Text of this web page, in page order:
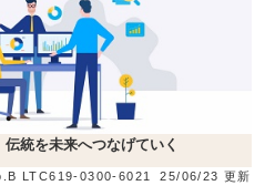
統を未来へつなげていく
LTC619-0300-6021 25/06/23 更新